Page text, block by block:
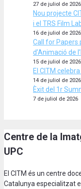
27 de juliol de 2026
Nou projecte
i el TRS Film
16 de juliol de 2026
Call for Papers
d’Animació de
15 de juliol de 2026
El CITM
14 de juliol de 2026
Èxit del 1r
7 de juliol de 2026
Centre de la
UPC
El CITM és un centre
Catalunya especialitzat